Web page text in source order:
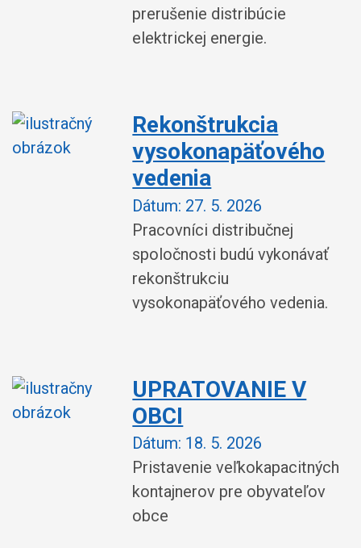
prerušenie distribúcie
elektrickej energie.
Rekonštrukcia
vysokonapäťového
vedenia
Dátum: 27. 5. 2026
Pracovníci distribučnej
spoločnosti budú vykonávať
rekonštrukciu
vysokonapäťového vedenia.
UPRATOVANIE V
OBCI
Dátum: 18. 5. 2026
Pristavenie veľkokapacitných
kontajnerov pre obyvateľov
obce